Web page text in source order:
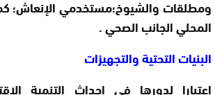
ومطلقات والشيوخ؛مستخدمي الإنعاش؛
المحلي الجانب الصحي .
البنيات التحتية والتجهيزات
إعتبارا لدورها في إحداث التنمية